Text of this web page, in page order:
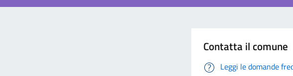
Contatta il comune
Leggi le domande